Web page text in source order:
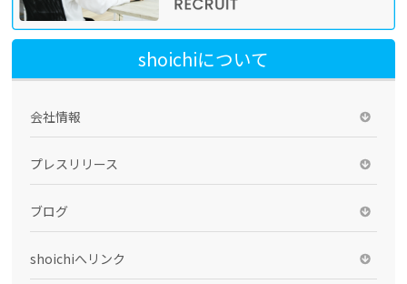
shoichiについて
会社情報
プレスリリース
ブログ
shoichiへリンク